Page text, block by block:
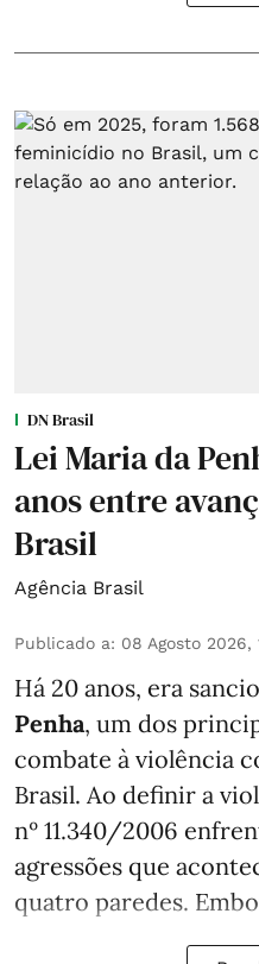
DN Brasil
Lei Maria da
anos entre
Brasil
Agência Brasil
Publicado a: 08 Agosto 2026,
Há 20 anos, era
Penha, um dos
combate à violência
Brasil. Ao definir a
nº 11.340/2006
agressões que
quatro paredes.